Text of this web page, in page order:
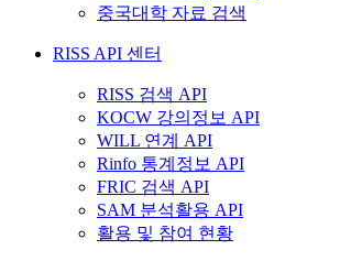
중국대학 자료 검색
RISS API 센터
RISS 검색 API
KOCW 강의정보 API
WILL 연계 API
Rinfo 통계정보 API
FRIC 검색 API
SAM 분석활용 API
활용 및 참여 현황